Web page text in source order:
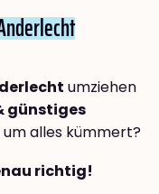
umziehen
günstiges
um alles kümmert?
richtig!